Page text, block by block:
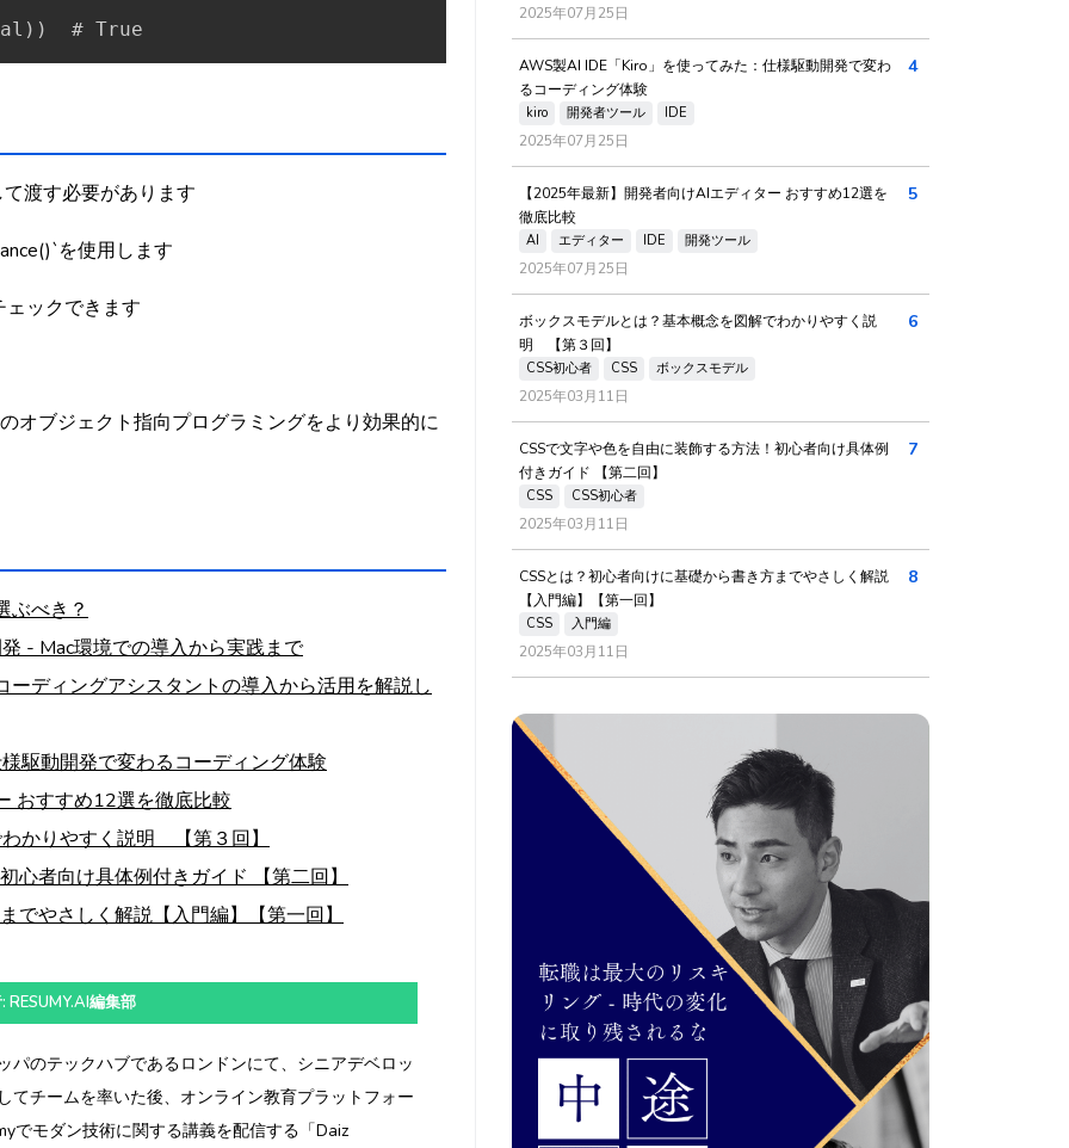
) )
  # True
渡す必要があります
を使用します
ックできます
オブジェクト指向プログラミングをより効果的に
ぶべき？
- Mac環境での導入から実践まで
ーディングアシスタントの導入から活用を解説し
駆動開発で変わるコーディング体験
おすすめ12選を徹底比較
かりやすく説明 【第３回】
心者向け具体例付きガイド 【第二回】
でやさしく解説【入門編】【第一回】
RESUMY.AI編集部
パのテックハブであるロンドンにて、シニアデベロッ
てチームを率いた後、オンライン教育プラットフォー
でモダン技術に関する講義を配信する「Daiz
2025年07月25日
AWS製AI IDE「Kiro」を使ってみた：仕様駆動開発で変わ
るコーディング体験
kiro 開発者ツール IDE
2025年07月25日
4
【2025年最新】開発者向けAIエディター おすすめ12選を
徹底比較
AI エディター IDE 開発ツール
2025年07月25日
5
ボックスモデルとは？基本概念を図解でわかりやすく説
明 【第３回】
CSS初心者 CSS ボックスモデル
2025年03月11日
6
CSSで文字や色を自由に装飾する方法！初心者向け具体例
付きガイド 【第二回】
CSS CSS初心者
2025年03月11日
7
CSSとは？初心者向けに基礎から書き方までやさしく解説
【入門編】【第一回】
CSS 入門編
2025年03月11日
8